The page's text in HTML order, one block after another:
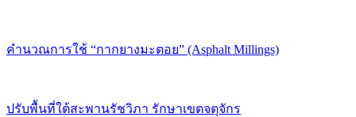
คำนวณการใช้ “กากยางมะตอย” (Asphalt Millings)
ปรับพื้นที่ใต้สะพานรัชวิภา รักษาเขตจตุจักร